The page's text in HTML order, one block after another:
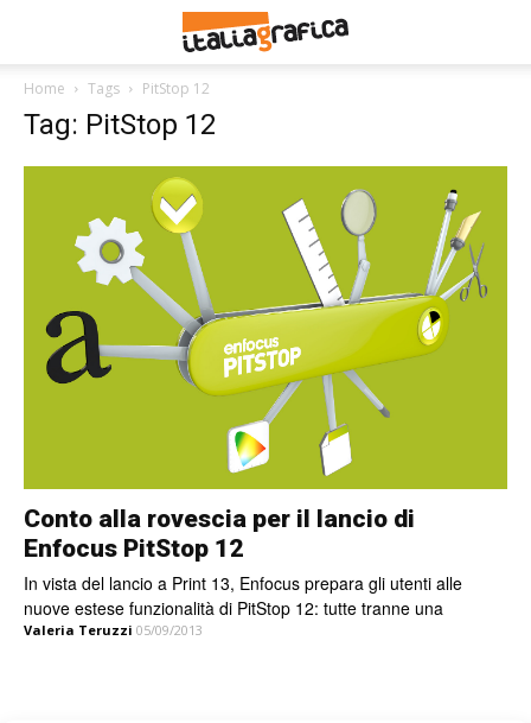
Home Tags PitStop 12
Tag: PitStop 12
Conto alla rovescia per il lancio di
Enfocus PitStop 12
In vista del lancio a Print 13, Enfocus prepara gli utenti alle
nuove estese funzionalità di PitStop 12: tutte tranne una
Valeria Teruzzi 05/09/2013